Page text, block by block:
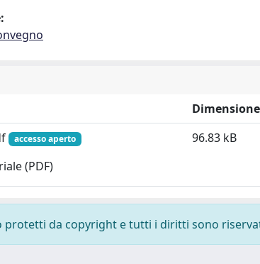
Dimensione
accesso aperto
(PDF)
96.83 kB
protetti da copyright e tutti i diritti sono